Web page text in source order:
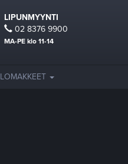
LIPUNMYYNTI
02 8376 9900
MA-PE klo 11-14
LOMAKKEET